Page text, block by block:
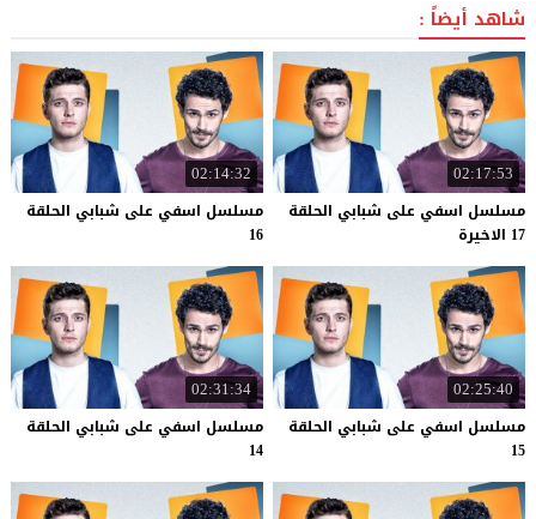
شاهد أيضاً :
02:17:53
مسلسل اسفي على شبابي الحلقة
17 الاخيرة
02:14:32
مسلسل اسفي على شبابي الحلقة
16
02:25:40
مسلسل اسفي على شبابي الحلقة
15
02:31:34
مسلسل اسفي على شبابي الحلقة
14